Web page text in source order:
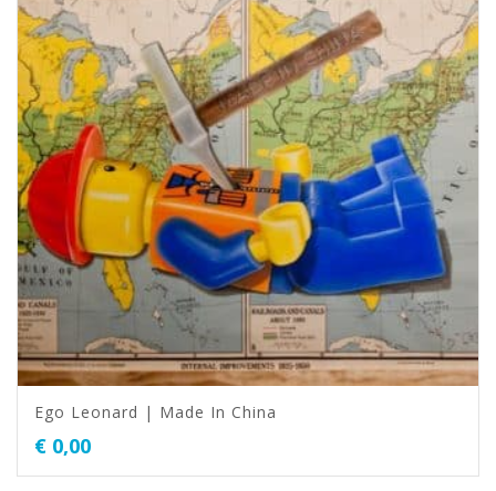
Ego Leonard | Made In China
€ 0,00